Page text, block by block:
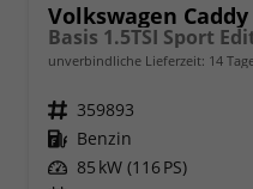
Volkswagen Caddy
Basis 1.5TSI Sport
unverbindliche Lieferzeit: 14
Fahrzeugnr. 359893
Kraftstoff Benzin
Leistung 85 kW (116 PS)